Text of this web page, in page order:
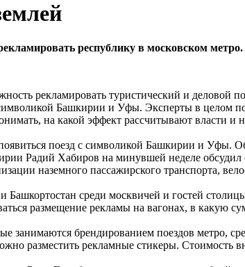
республику в московском метро.
рекламировать туристический и
Башкирии и Уфы. Эксперты в целом
на какой эффект рассчитывают власти и
поезд с символикой Башкирии и Уфы.
Радий Хабиров на минувшей неделе
наземного пассажирского транспорта,
Башкортостан среди москвичей и гостей
размещение рекламы на вагонах, в какую
брендированием поездов метро,
разместить рекламные стикеры. Стоимость